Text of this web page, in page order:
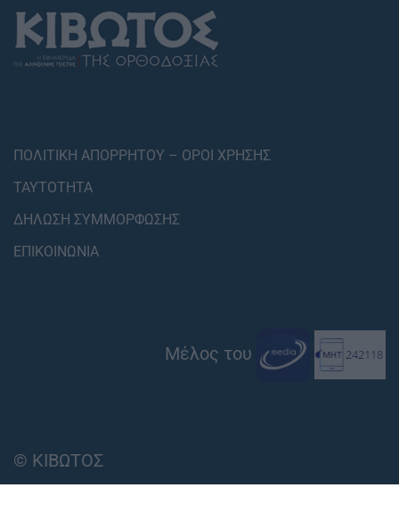
ΠΟΛΙΤΙΚΗ ΑΠΟΡΡΗΤΟΥ – ΟΡΟΙ ΧΡΗΣΗΣ
ΤΑΥΤΟΤΗΤΑ
ΔΗΛΩΣΗ ΣΥΜΜΟΡΦΩΣΗΣ
ΕΠΙΚΟΙΝΩΝΙΑ
Μέλος του
© ΚΙΒΩΤΟΣ